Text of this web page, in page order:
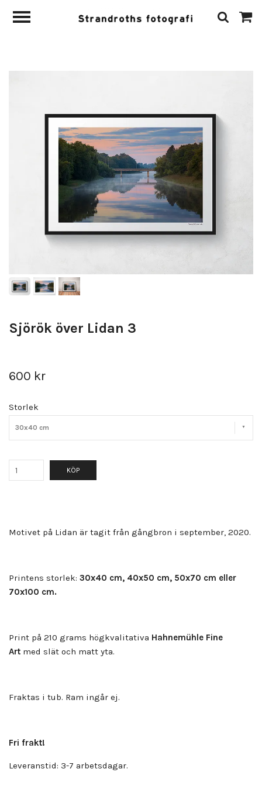
Sjörök över Lidan 3
600 kr
Storlek
30x40 cm
KÖP
Motivet på Lidan är tagit från gångbron i september, 2020.
Printens storlek: 30x40 cm, 40x50 cm, 50x70 cm eller
70x100 cm.
Print på 210 grams högkvalitativa Hahnemühle Fine
Art med slät och matt yta.
Fraktas i tub. Ram ingår ej.
Fri frakt!
Leveranstid: 3-7 arbetsdagar.